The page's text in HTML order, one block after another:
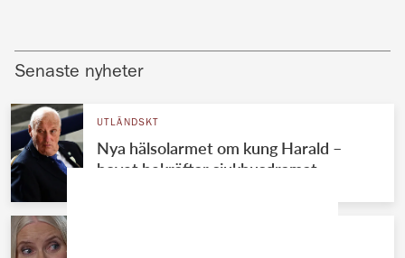
Senaste nyheter
UTLÄNDSKT
Nya hälsolarmet om kung Harald –
hovet bekräftar sjukhusdramat